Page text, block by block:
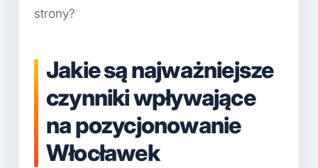
strony?
Jakie są najważniejsze
czynniki wpływające
na pozycjonowanie
Włocławek